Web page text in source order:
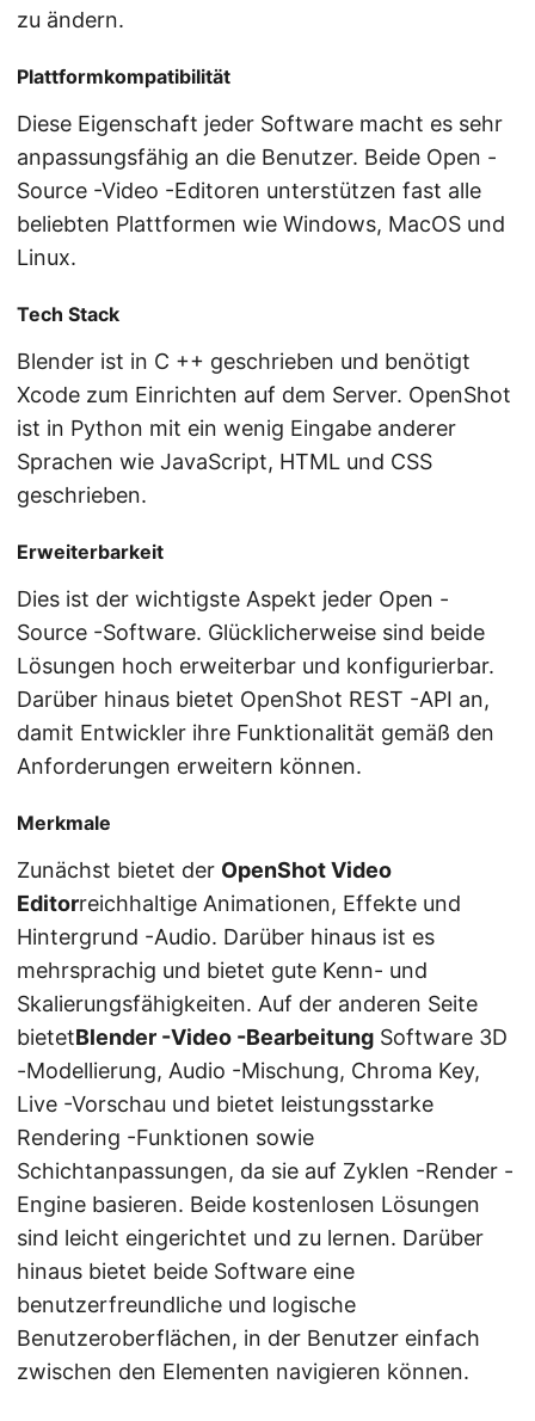
zu ändern.
Plattformkompatibilität
Diese Eigenschaft jeder Software macht es sehr
anpassungsfähig an die Benutzer. Beide Open -
Source -Video -Editoren unterstützen fast alle
beliebten Plattformen wie Windows, MacOS und
Linux.
Tech Stack
Blender ist in C ++ geschrieben und benötigt
Xcode zum Einrichten auf dem Server. OpenShot
ist in Python mit ein wenig Eingabe anderer
Sprachen wie JavaScript, HTML und CSS
geschrieben.
Erweiterbarkeit
Dies ist der wichtigste Aspekt jeder Open -
Source -Software. Glücklicherweise sind beide
Lösungen hoch erweiterbar und konfigurierbar.
Darüber hinaus bietet OpenShot REST -API an,
damit Entwickler ihre Funktionalität gemäß den
Anforderungen erweitern können.
Merkmale
Zunächst bietet der OpenShot Video
Editorreichhaltige Animationen, Effekte und
Hintergrund -Audio. Darüber hinaus ist es
mehrsprachig und bietet gute Kenn- und
Skalierungsfähigkeiten. Auf der anderen Seite
bietetBlender -Video -Bearbeitung Software 3D
-Modellierung, Audio -Mischung, Chroma Key,
Live -Vorschau und bietet leistungsstarke
Rendering -Funktionen sowie
Schichtanpassungen, da sie auf Zyklen -Render -
Engine basieren. Beide kostenlosen Lösungen
sind leicht eingerichtet und zu lernen. Darüber
hinaus bietet beide Software eine
benutzerfreundliche und logische
Benutzeroberflächen, in der Benutzer einfach
zwischen den Elementen navigieren können.